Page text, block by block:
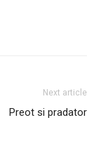
Next article
Preot si pradator